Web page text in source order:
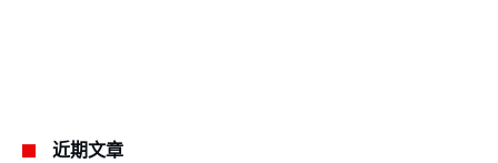
近期文章